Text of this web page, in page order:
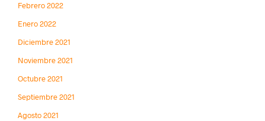
Febrero 2022
Enero 2022
Diciembre 2021
Noviembre 2021
Octubre 2021
Septiembre 2021
Agosto 2021